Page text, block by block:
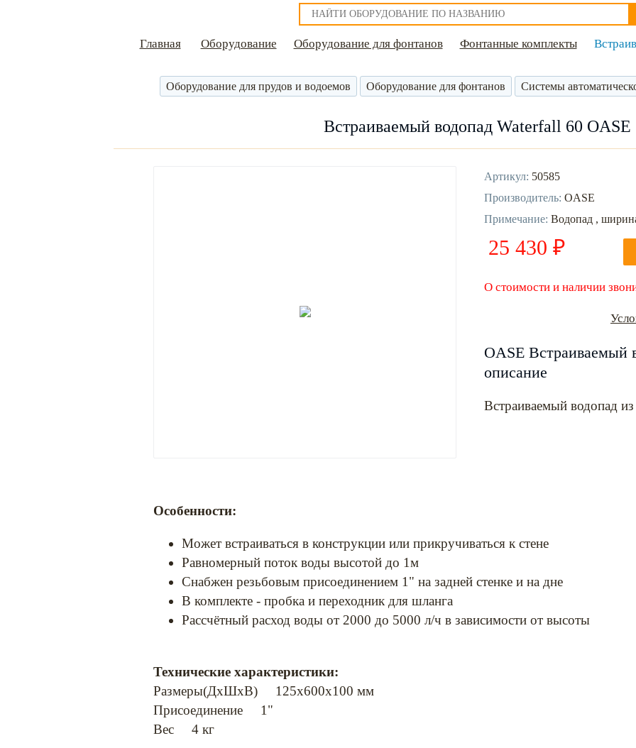
Главная Оборудование Оборудование для фонтанов Фонтанные комплекты
Оборудование для прудов и водоемов Оборудование для фонтанов Системы
Встраиваемый водопад Waterfall 60 OASE
Артикул: 50585
Производитель: OASE
Примечание: Водопад ,
25 430 ₽
О стоимости и наличии
OASE Встраиваемый
описание
Встраиваемый водопад
Особенности:
Может встраиваться в конструкции или прикручиваться к стене
Равномерный поток воды высотой до 1м
Снабжен резьбовым присоединением 1" на задней стенке и на дне
В комплекте - пробка и переходник для шланга
Рассчётный расход воды от 2000 до 5000 л/ч в зависимости от высоты
Технические характеристики:
Размеры(ДхШхВ) 125х600х100 мм
Присоединение 1"
Вес 4 кг